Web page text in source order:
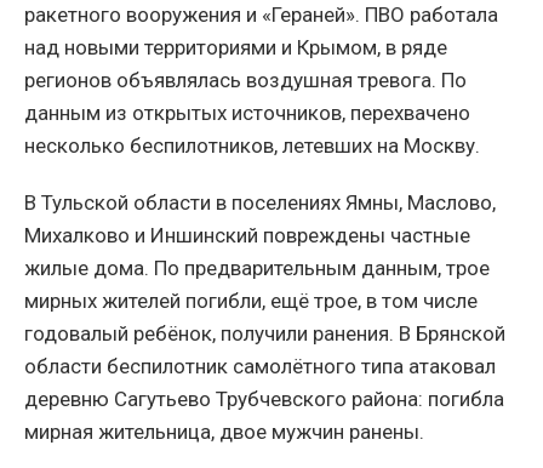
ракетного вооружения и «Гераней». ПВО работала
над новыми территориями и Крымом, в ряде
регионов объявлялась воздушная тревога. По
данным из открытых источников, перехвачено
несколько беспилотников, летевших на Москву.
В Тульской области в поселениях Ямны, Маслово,
Михалково и Иншинский повреждены частные
жилые дома. По предварительным данным, трое
мирных жителей погибли, ещё трое, в том числе
годовалый ребёнок, получили ранения. В Брянской
области беспилотник самолётного типа атаковал
деревню Сагутьево Трубчевского района: погибла
мирная жительница, двое мужчин ранены.